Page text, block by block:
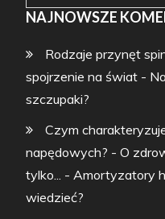
NAJNOWSZE
Rodzaje przynęt
spojrzenie na świat -
szczupaki?
Czym
napędowych? - O
tylko... -Amortyzatory
wiedzieć?